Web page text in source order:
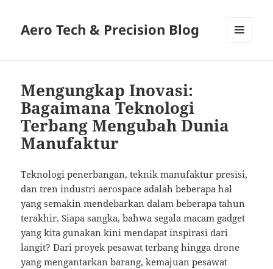
Aero Tech & Precision Blog
Mengungkap Inovasi:
Bagaimana Teknologi
Terbang Mengubah Dunia
Manufaktur
Teknologi penerbangan, teknik manufaktur presisi,
dan tren industri aerospace adalah beberapa hal
yang semakin mendebarkan dalam beberapa tahun
terakhir. Siapa sangka, bahwa segala macam gadget
yang kita gunakan kini mendapat inspirasi dari
langit? Dari proyek pesawat terbang hingga drone
yang mengantarkan barang, kemajuan pesawat